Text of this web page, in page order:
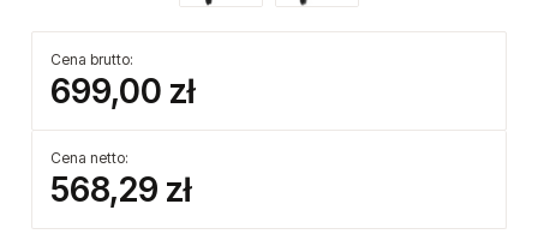
Cena brutto:
699,00 zł
Cena netto:
568,29 zł